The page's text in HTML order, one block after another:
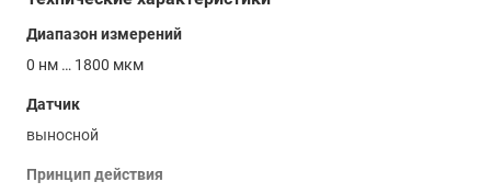
Диапазон измерений
0 нм … 1800 мкм
Датчик
выносной
Принцип действия